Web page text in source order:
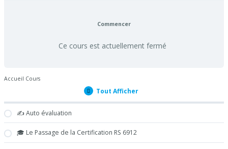
Commencer
Ce cours est actuellement fermé
Accueil Cours
Tout Afficher
Leçons
✍️ Auto évaluation
🎓 Le Passage de la Certification RS 6912